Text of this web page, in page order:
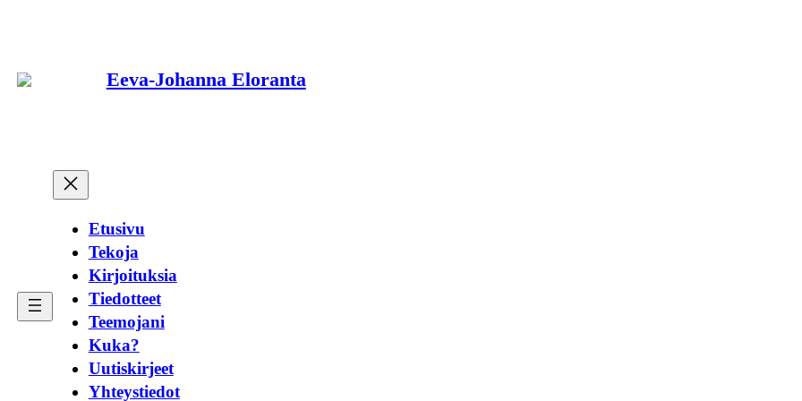
Eeva-Johanna Eloranta
Etusivu
Tekoja
Kirjoituksia
Tiedotteet
Teemojani
Kuka?
Uutiskirjeet
Yhteystiedot